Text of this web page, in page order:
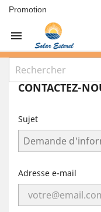
Promotion

CONTACTEZ-
Sujet
Adresse e-mail